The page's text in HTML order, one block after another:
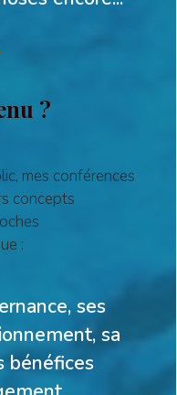
?
mes conférences
concepts
:
ses
sa
bénéfices